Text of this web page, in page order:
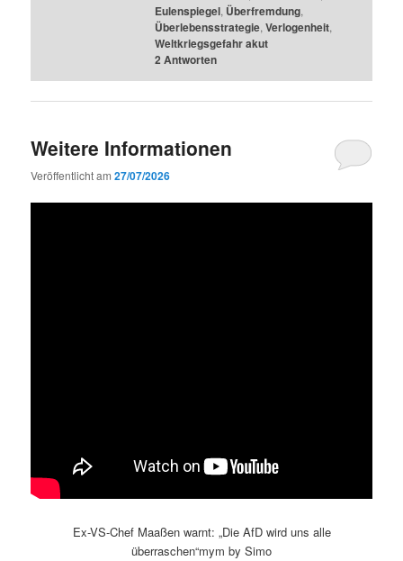
Eulenspiegel, Überfremdung,
Überlebensstrategie, Verlogenheit,
Weltkriegsgefahr akut
2 Antworten
Weitere Informationen
Veröffentlicht am27/07/2026
Ex-VS-Chef Maaßen warnt: „Die AfD wird uns alle
überraschen“mym by Simo